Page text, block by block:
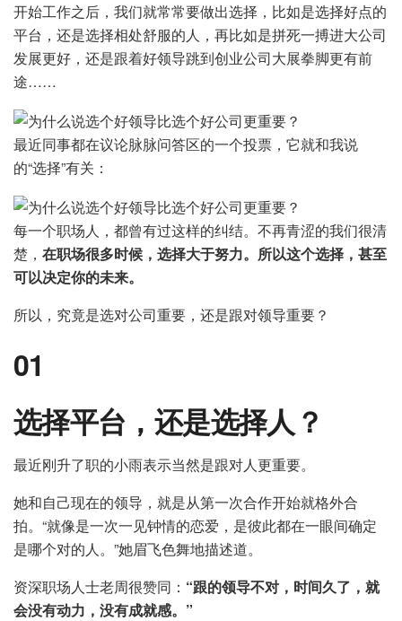
开始工作之后，我们就常常要做出选择，比如是选择好点的
平台，还是选择相处舒服的人，再比如是拼死一搏进大公司
发展更好，还是跟着好领导跳到创业公司大展拳脚更有前
途……
最近同事都在议论脉脉问答区的一个投票，它就和我说
的“选择”有关：
每一个职场人，都曾有过这样的纠结。不再青涩的我们很清
楚， 在职场很多时候，选择大于努力。所以这个选择，甚至
可以决定你的未来。
所以，究竟是选对公司重要，还是跟对领导重要？
01
选择平台，还是选择人？
最近刚升了职的小雨表示当然是跟对人更重要。
她和自己现在的领导，就是从第一次合作开始就格外合
拍。“就像是一次一见钟情的恋爱，是彼此都在一眼间确定
是哪个对的人。”她眉飞色舞地描述道。
资深职场人士老周很赞同： “跟的领导不对，时间久了，就
会没有动力，没有成就感。”